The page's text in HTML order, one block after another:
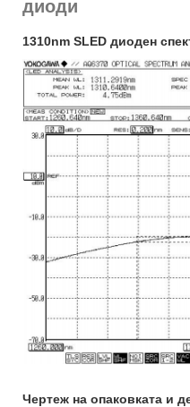
диоди
1310nm SLED диоден
Чертеж на опаковката и